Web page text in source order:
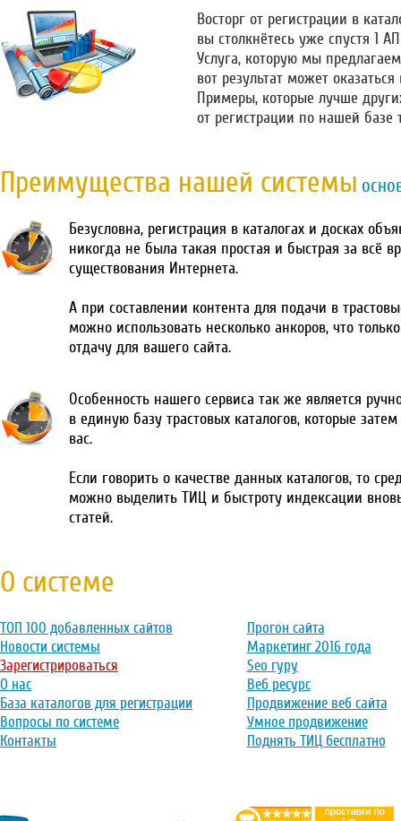
Восторг от регистрации в
вы столкнётесь уже спустя 1
Услуга, которую мы
вот результат может
Примеры, которые лучше
от регистрации по нашей базе
Преимущества нашей системы
Безусловна, регистрация в каталогах и досках
никогда не была такая простая и быстрая за всё
существования Интернета.
А при составлении контента для подачи в
можно использовать несколько анкоров, что
отдачу для вашего сайта.
Особенность нашего сервиса так же является
в единую базу трастовых каталогов, которые
вас.
Если говорить о качестве данных каталогов, то
можно выделить ТИЦ и быстроту индексации
статей.
О системе
ТОП 100 добавленных сайтов
Новости системы
Зарегистрироваться
О нас
База каталогов для регистрации
Вопросы по системе
Контакты
Прогон сайта
Маркетинг 2016 года
Seo гуру
Веб ресурс
Продвижение веб сайта
Умное продвижение
Поднять ТИЦ бесплатно